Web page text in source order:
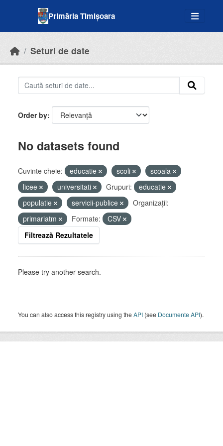
Primăria Timișoara
Seturi de date
Order by
No datasets found
Cuvinte cheie: educatie scoli
scoala
licee
universitati Grupuri:
educatie
populatie
servicii-publice
Organizații:
primariatm
Formate:
CSV
Filtrează Rezultatele
Please try another search.
You can also access this registry using theAPI (see Documente API).